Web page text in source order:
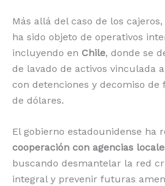
Más allá del caso de los
ha sido objeto de operativos
incluyendo en Chile, donde se
de lavado de activos vinculada
con detenciones y decomiso
de dólares.
El gobierno estadounidense ha
cooperación con agencias
buscando desmantelar la red
integral y prevenir futuras